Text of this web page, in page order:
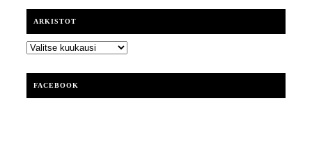
ARKISTOT
ARKISTOT
FACEBOOK